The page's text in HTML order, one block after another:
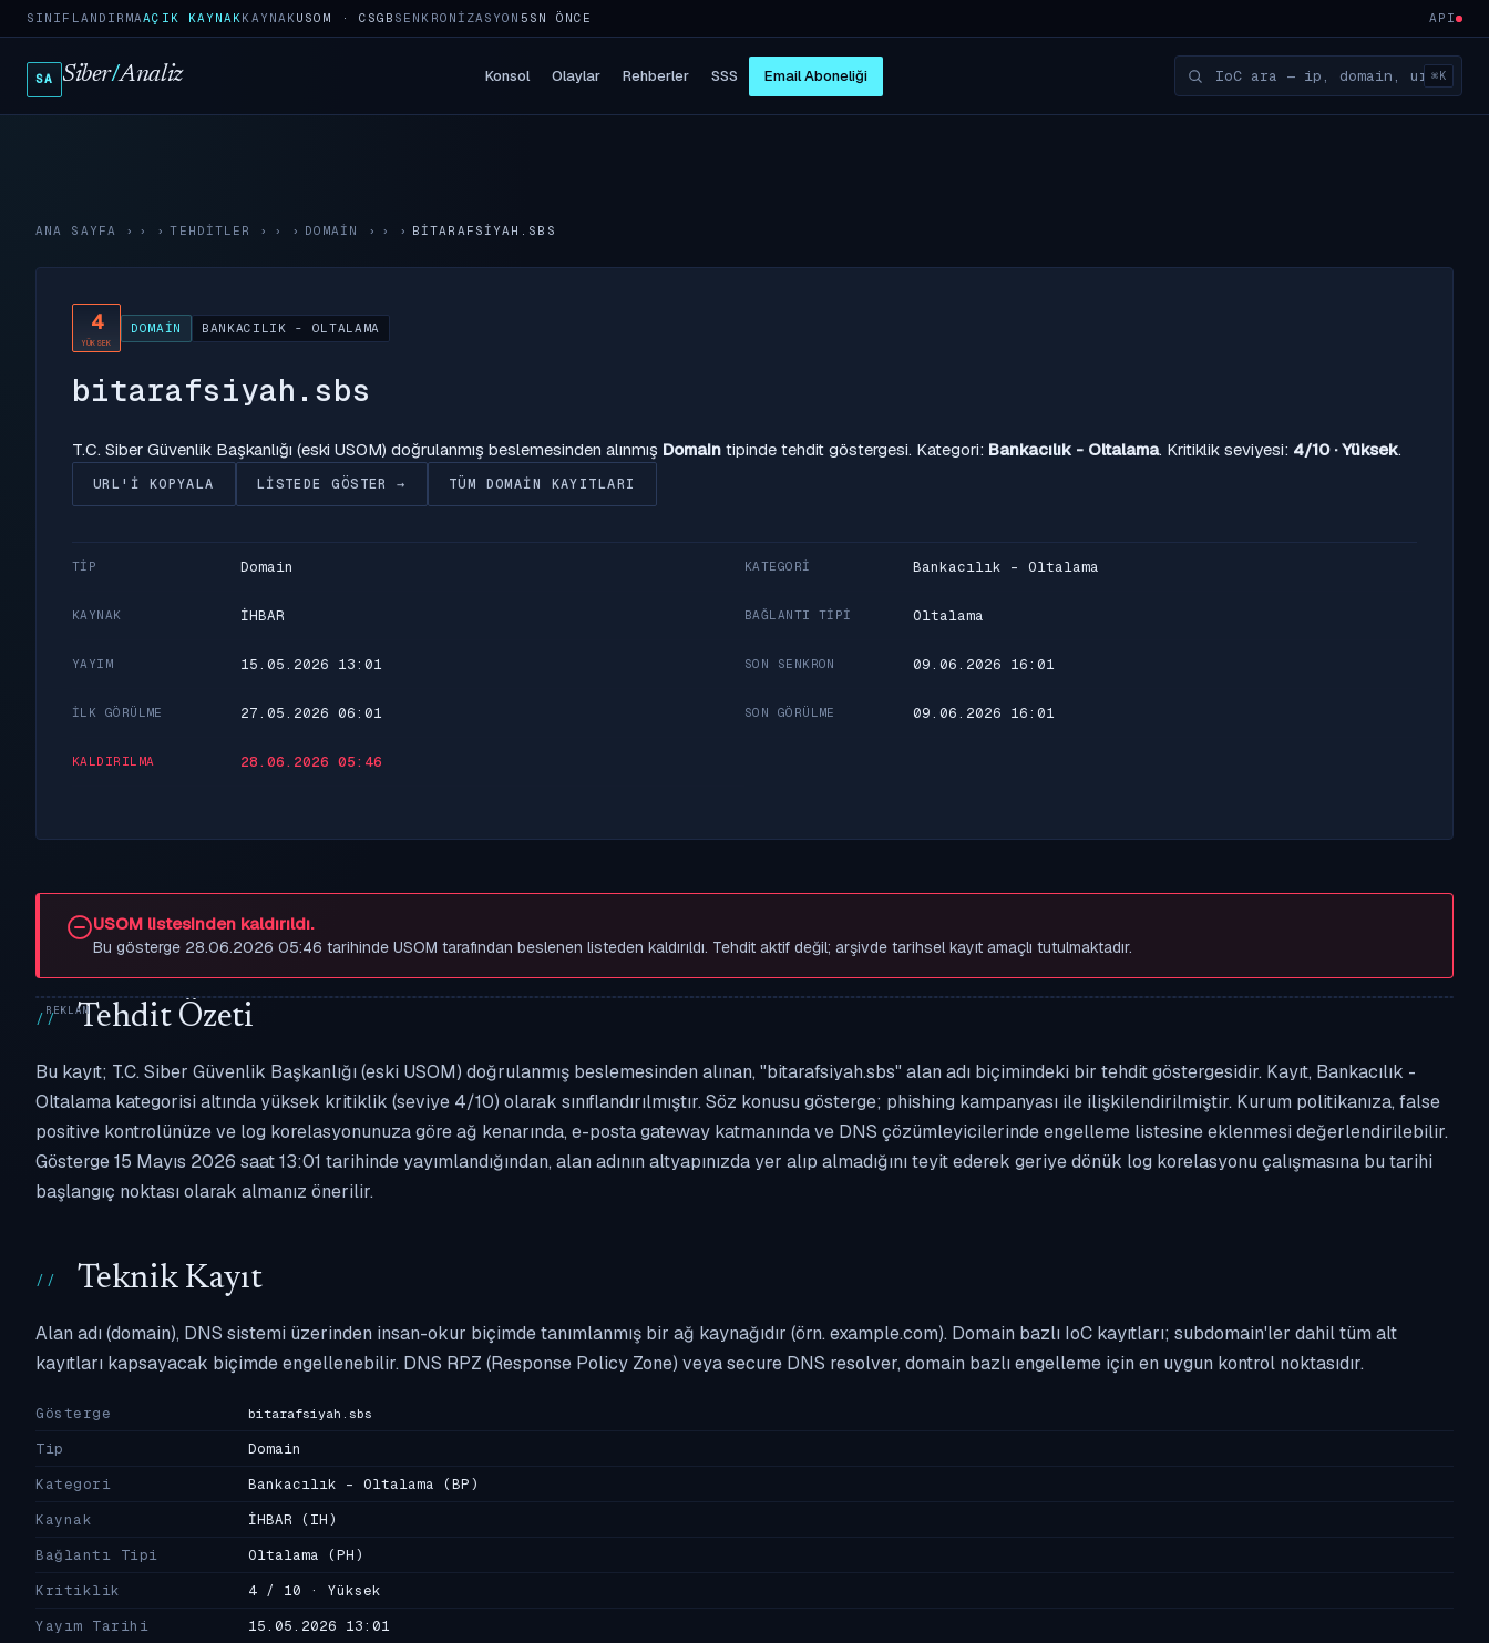
SINIFLANDIRMAAÇIK KAYNAKKAYNAKUSOM · CSGB SENKRONIZASYON 5SN ÖNCE API
SA Siber/Analiz Konsol Olaylar Rehberler SSS Email Aboneliği ⌘K
ANA SAYFA › TEHDITLER › DOMAIN › BITARAFSIYAH.SBS
4
YÜKSEK
DOMAIN BANKACILIK - OLTALAMA
bitarafsiyah.sbs
T.C. Siber Güvenlik Başkanlığı (eski USOM) doğrulanmış beslemesinden alınmış Domain tipinde tehdit göstergesi. Kategori: Bankacılık - Oltalama. Kritiklik seviyesi: 4/10 · Yüksek.
URL'I KOPYALA LISTEDE GÖSTER → TÜM DOMAIN KAYITLARI
TIP Domain KATEGORI Bankacılık - Oltalama
KAYNAK İHBAR BAĞLANTI TIPI Oltalama
YAYIM 15.05.2026 13:01 SON SENKRON 09.06.2026 16:01
İLK GÖRÜLME 27.05.2026 06:01 SON GÖRÜLME 09.06.2026 16:01
KALDIRILMA 28.06.2026 05:46
USOM listesinden kaldırıldı.
Bu gösterge 28.06.2026 05:46 tarihinde USOM tarafından beslenen listeden kaldırıldı. Tehdit aktif değil; arşivde tarihsel kayıt amaçlı tutulmaktadır.
Tehdit Özeti
Bu kayıt; T.C. Siber Güvenlik Başkanlığı (eski USOM) doğrulanmış beslemesinden alınan, "bitarafsiyah.sbs" alan adı biçimindeki bir tehdit göstergesidir. Kayıt, Bankacılık -
Oltalama kategorisi altında yüksek kritiklik (seviye 4/10) olarak sınıflandırılmıştır. Söz konusu gösterge; phishing kampanyası ile ilişkilendirilmiştir. Kurum politikanıza, false
positive kontrolünüze ve log korelasyonunuza göre ağ kenarında, e-posta gateway katmanında ve DNS çözümleyicilerinde engelleme listesine eklenmesi değerlendirilebilir.
Gösterge 15 Mayıs 2026 saat 13:01 tarihinde yayımlandığından, alan adının altyapınızda yer alıp almadığını teyit ederek geriye dönük log korelasyonu çalışmasına bu tarihi
başlangıç noktası olarak almanız önerilir.
Teknik Kayıt
Alan adı (domain), DNS sistemi üzerinden insan-okur biçimde tanımlanmış bir ağ kaynağıdır (örn. example.com). Domain bazlı IoC kayıtları; subdomain'ler dahil tüm alt
kayıtları kapsayacak biçimde engellenebilir. DNS RPZ (Response Policy Zone) veya secure DNS resolver, domain bazlı engelleme için en uygun kontrol noktasıdır.
Gösterge bitarafsiyah.sbs
Tip
Domain
Kategori
Bankacılık - Oltalama (BP)
Kaynak
İHBAR (IH)
Bağlantı Tipi
Oltalama (PH)
Kritiklik
4 / 10 · Yüksek
Yayım Tarihi
15.05.2026 13:01